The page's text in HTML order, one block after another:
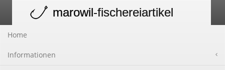
navigation
marowil-fischereiartikel
Home
Informationen